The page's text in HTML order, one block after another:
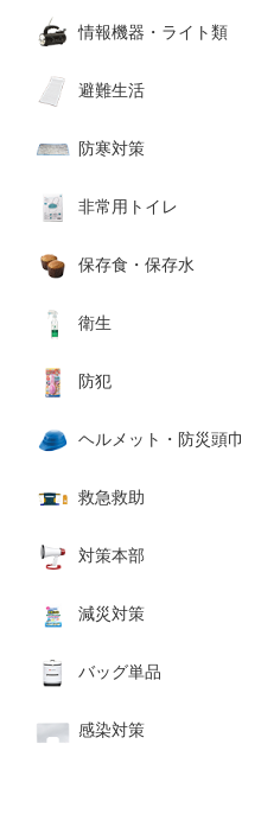
情報機器・ライト類
避難生活
防寒対策
非常用トイレ
保存食・保存水
衛生
防犯
ヘルメット・防災頭巾
救急救助
対策本部
減災対策
バッグ単品
感染対策